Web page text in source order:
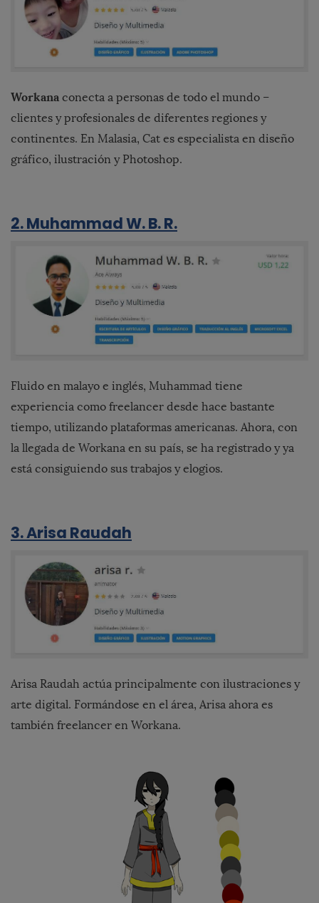
Workana conecta a personas de todo el mundo –
clientes y profesionales de diferentes regiones y
continentes. En Malasia, Cat es especialista en diseño
gráfico, ilustración y Photoshop.
2. Muhammad W. B. R.
Fluido en malayo e inglés, Muhammad tiene
experiencia como freelancer desde hace bastante
tiempo, utilizando plataformas americanas. Ahora, con
la llegada de Workana en su país, se ha registrado y ya
está consiguiendo sus trabajos y elogios.
3. Arisa Raudah
Arisa Raudah actúa principalmente con ilustraciones y
arte digital. Formándose en el área, Arisa ahora es
también freelancer en Workana.